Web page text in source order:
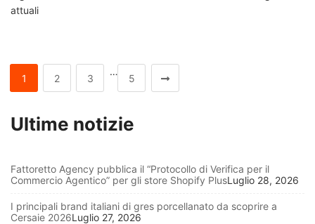
attuali
1 2 3
…
5
Ultime notizie
Fattoretto Agency pubblica il “Protocollo di Verifica per il
Commercio Agentico” per gli store Shopify PlusLuglio 28, 2026
I principali brand italiani di gres porcellanato da scoprire a
Cersaie 2026Luglio 27, 2026